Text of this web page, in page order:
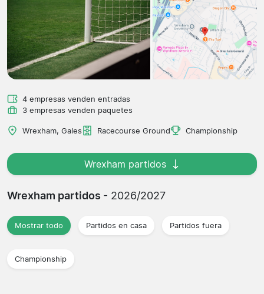
4 empresas venden entradas
3 empresas venden paquetes
Wrexham, Gales Racecourse Ground Championship
Wrexham partidos
Wrexham partidos - 2026/2027
Mostrar todo Partidos en casa Partidos fuera
Championship